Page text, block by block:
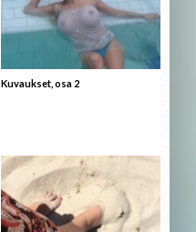
Kuvaukset, osa 2